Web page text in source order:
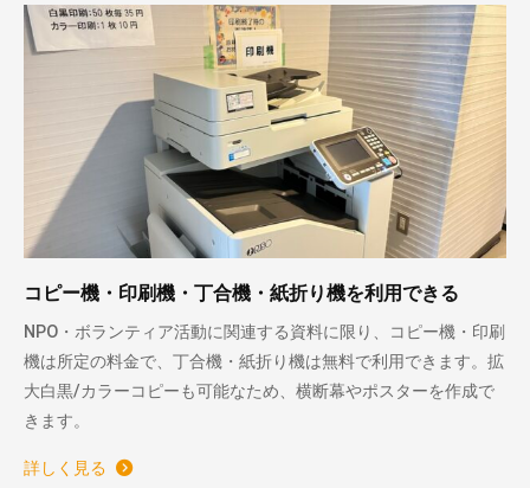
コピー機・印刷機・丁合機・紙折り機を利用できる
NPO・ボランティア活動に関連する資料に限り、コピー機・印刷
機は所定の料金で、丁合機・紙折り機は無料で利用できます。拡
大白黒/カラーコピーも可能なため、横断幕やポスターを作成で
きます。
詳しく見る